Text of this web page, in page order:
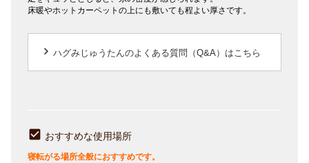
床暖やホットカーペットの上にも敷いても程よい厚さです。
keyboard_arrow_right ハグみじゅうたんのよくある質問（Q&A）はこちら
おすすめな使用場所
寝転がる場所全般におすすめです。